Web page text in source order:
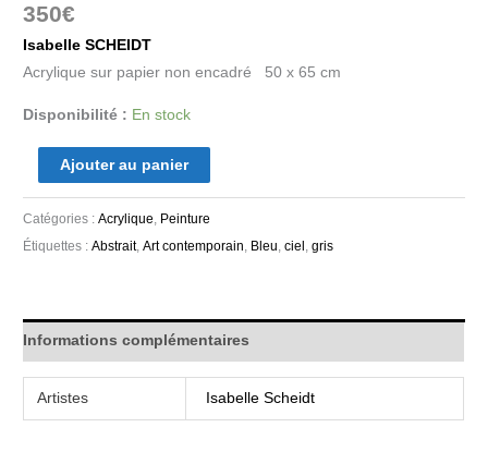
350€
Isabelle SCHEIDT
Acrylique sur papier non encadré 50 x 65 cm
Disponibilité : En stock
Ajouter au panier
Catégories :Acrylique Peinture
Étiquettes :Abstrait,Art contemporain Bleu ,ciel ,gris
Informations complémentaires
Artistes Isabelle Scheidt